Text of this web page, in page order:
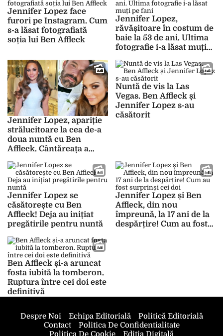
Jennifer Lopez face
furori pe Instagram. Cum
s-a lăsat fotografiată
soția lui Ben Affleck
Jennifer Lopez,
răvășitoare în costum de
baie la 53 de ani. Ultima
fotografie i-a lăsat muți
Jennifer Lopez, apariție
strălucitoare la cea de-a
doua nuntă cu Ben
Affleck. Cântăreața a
Ralph Lauren
Nuntă de vis la Las
Vegas. Ben Affleck și
Jennifer Lopez s-au
căsătorit
Jennifer Lopez se
căsătorește cu Ben
Affleck! Deja au inițiat
pregătirile pentru nuntă
Jennifer Lopez și Ben
Affleck, din nou
împreună, la 17 ani de la
despărțire! Cum au fost
Ben Affleck și-a aruncat
fosta iubită la tomberon.
Ruptura între cei doi este
definitivă
Despre Noi Echipa Editorială
Politică Editorială
Contact
Politica De Confidentialitate
Politica De Cookie
Ediția Digitală